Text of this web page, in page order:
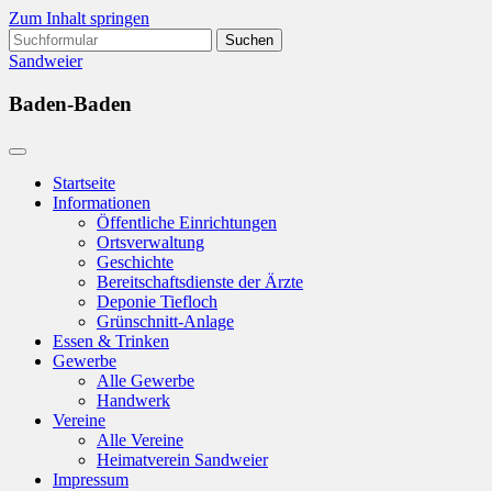
Zum Inhalt springen
Suchen
nach:
Sandweier
Baden-Baden
Startseite
Informationen
Öffentliche Einrichtungen
Ortsverwaltung
Geschichte
Bereitschaftsdienste der Ärzte
Deponie Tiefloch
Grünschnitt-Anlage
Essen & Trinken
Gewerbe
Alle Gewerbe
Handwerk
Vereine
Alle Vereine
Heimatverein Sandweier
Impressum